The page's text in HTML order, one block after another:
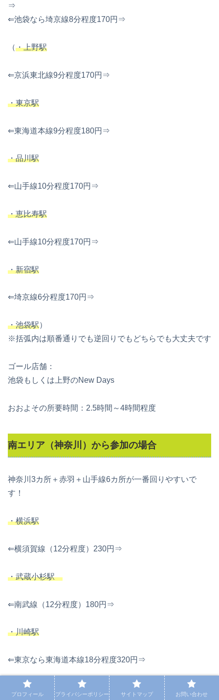
⇒
⇐池袋なら埼京線8分程度170円⇒
（・上野駅
⇐京浜東北線9分程度170円⇒
・東京駅
⇐東海道本線9分程度180円⇒
・品川駅
⇐山手線10分程度170円⇒
・恵比寿駅
⇐山手線10分程度170円⇒
・新宿駅
⇐埼京線6分程度170円⇒
・池袋駅）
※括弧内は順番通りでも逆回りでもどちらでも大丈夫です
ゴール店舗：
池袋もしくは上野のNew Days
おおよその所要時間：2.5時間～4時間程度
南エリア（神奈川）から参加の場合
神奈川3カ所＋赤羽＋山手線6カ所が一番回りやすいで
す！
・横浜駅
⇐横須賀線（12分程度）230円⇒
・武蔵小杉駅
⇐南武線（12分程度）180円⇒
・川崎駅
⇐東京なら東海道本線18分程度320円⇒
⇐品川なら東海道本線9分程度230円⇒
プロフィール プライバシーポリシー サイトマップ お問い合わせ